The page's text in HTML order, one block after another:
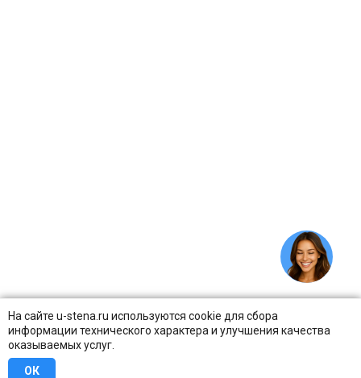
На сайте u-stena.ru используются cookie для сбора
информации технического характера и улучшения качества
оказываемых услуг.
ОК